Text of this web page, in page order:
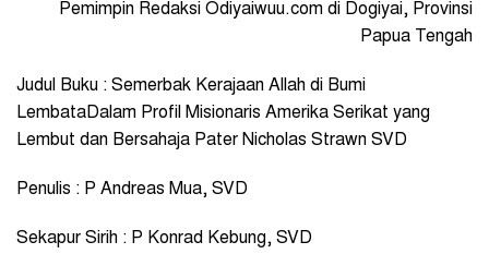
Pemimpin Redaksi Odiyaiwuu.com di Dogiyai, Provinsi
Papua Tengah
Judul Buku : Semerbak Kerajaan Allah di Bumi
LembataDalam Profil Misionaris Amerika Serikat yang
Lembut dan Bersahaja Pater Nicholas Strawn SVD
Penulis : P Andreas Mua, SVD
Sekapur Sirih : P Konrad Kebung, SVD